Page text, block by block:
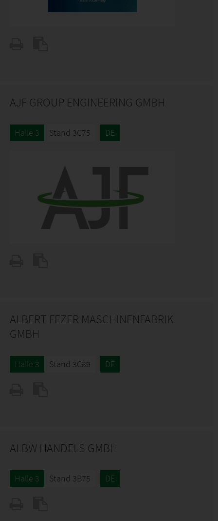
AJF GROUP ENGINEERING GMBH
Halle 3 Stand 3C75 DE
ALBERT FEZER MASCHINENFABRIK
GMBH
Halle 3 Stand 3C89 DE
ALBW HANDELS GMBH
Halle 3 Stand 3B75 DE